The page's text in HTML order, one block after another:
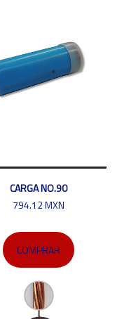
CARGA NO.90
794.12 MXN
COMPRAR